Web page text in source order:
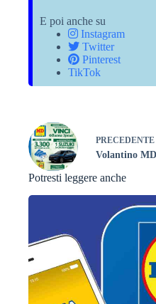
E poi anche su
Instagram
Twitter
Pinterest
TikTok
PRECEDENTE
Volantino
Potresti leggere anche